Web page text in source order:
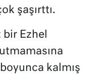
şaşırttı.
Ezhel
kalmış